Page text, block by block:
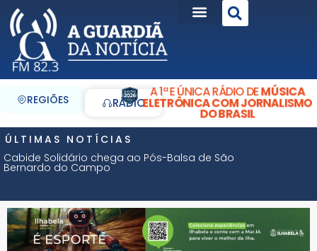
REGIÕES RÁDIO
A 1ª E ÚNICA RÁDIO DEMÚSICA
ELETRÔNICA COM JORNALISMO
DO BRASIL
ÚLTIMAS NOTÍCIAS
Cabide Solidário chega ao Pós-Balsa de São
Bernardo do Campo